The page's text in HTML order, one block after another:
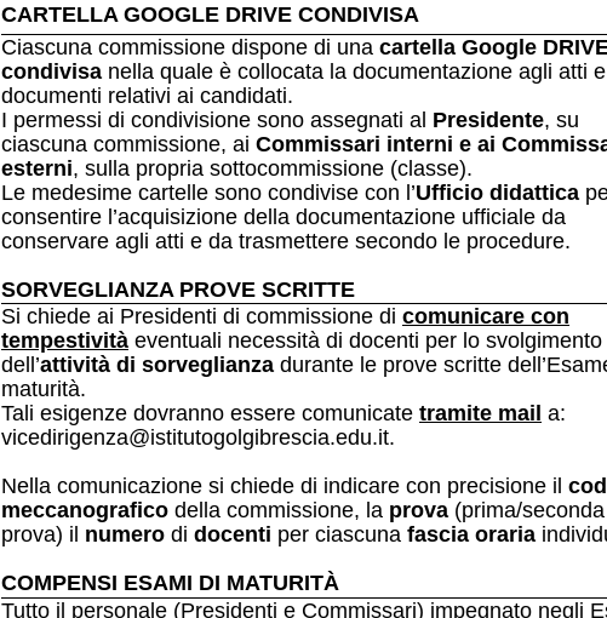
CARTELLA GOOGLE DRIVE CONDIVISA
Ciascuna commissione dispone di una cartella Google
condivisa nella quale è collocata la documentazione agli atti
documenti relativi ai candidati.
I permessi di condivisione sono assegnati al Presidente, su
ciascuna commissione, ai Commissari interni e ai
esterni, sulla propria sottocommissione (classe).
Le medesime cartelle sono condivise con l’Ufficio didattica
consentire l’acquisizione della documentazione ufficiale da
conservare agli atti e da trasmettere secondo le procedure.
SORVEGLIANZA PROVE SCRITTE
Si chiede ai Presidenti di commissione di comunicare con
tempestività eventuali necessità di docenti per lo svolgimento
dell’attività di sorveglianza durante le prove scritte
maturità.
Tali esigenze dovranno essere comunicate tramite mail a:
vicedirigenza@istitutogolgibrescia.edu.it.
Nella comunicazione si chiede di indicare con precisione il
meccanografico della commissione, la prova (prima/seconda
prova) il numero di docenti per ciascuna fascia oraria
COMPENSI ESAMI DI MATURITÀ
Tutto il personale (Presidenti e Commissari) impegnato negli